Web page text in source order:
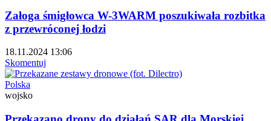
Załoga śmigłowca W-3WARM poszukiwała rozbitka
z przewróconej łodzi
18.11.2024 13:06
Skomentuj
Polska
wojsko